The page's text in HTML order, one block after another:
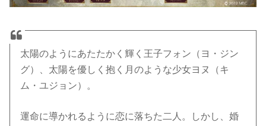
太陽のようにあたたかく輝く王子フォン（ヨ・ジン
グ）、太陽を優しく抱く月のような少女ヨヌ（キ
ム・ユジョン）。
運命に導かれるように恋に落ちた二人。しかし、婚